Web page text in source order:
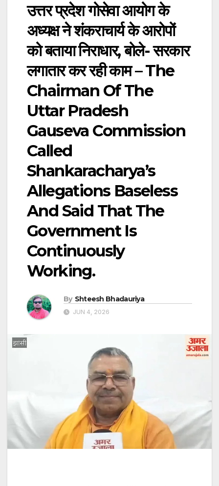
उत्तर प्रदेश गोसेवा आयोग के
अध्यक्ष ने शंकराचार्य के आरोपों
को बताया निराधार, बोले- सरकार
लगातार कर रही काम – The
Chairman Of The
Uttar Pradesh
Gauseva Commission
Called
Shankaracharya’s
Allegations Baseless
And Said That The
Government Is
Continuously
Working.
By Shteesh Bhadauriya
JUN 4, 2026